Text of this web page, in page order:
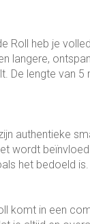
Roll heb je
langere,
De lengte van
authentieke
wordt
het bedoeld is.
komt in een